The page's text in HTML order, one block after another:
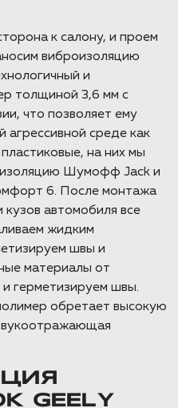
к салону, и проем
виброизоляцию
и
толщиной 3,6 мм с
что позволяет ему
агрессивной среде как
на них мы
Шумофф Jack и
6. После монтажа
автомобиля все
жидким
швы и
материалы от
герметизируем швы.
обретает высокую
GEELY